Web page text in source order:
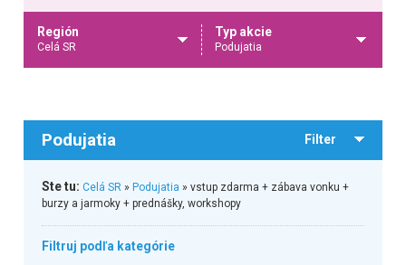
Región
Celá SR
Typ akcie
Podujatia
Podujatia Filter
Ste tu: Celá SR» Podujatia » vstup zdarma + zábava vonku +
burzy a jarmoky + prednášky, workshopy
Filtruj podľa kategórie